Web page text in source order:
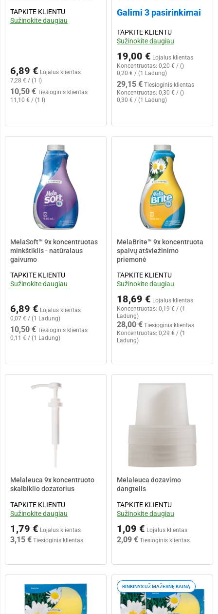
TAPKITE KLIENTU
Sužinokite daugiau
6,89 € Lojalus klientas
7,28 € / (1 l)
10,50 € Tiesioginis klientas
11,10 € / (1 l)
Galimi 3 pasirinkimai
TAPKITE KLIENTU
Sužinokite daugiau
19,00 € Lojalus klientas
Koncentruotas: 0,20 € / ()
0,20 € / (1 Ladung)
29,15 € Tiesioginis klientas
Koncentruotas: 0,30 € / ()
0,30 € / (1 Ladung)
MelaSoft™ 9x koncentruotas
minkštiklis - natūralaus
gaivumo
TAPKITE KLIENTU
Sužinokite daugiau
6,89 € Lojalus klientas
0,07 € / (1 Ladung)
10,50 € Tiesioginis klientas
0,11 € / (1 Ladung)
MelaBrite™ 9x koncentruota
spalvų atšviežinimo
priemonė
TAPKITE KLIENTU
Sužinokite daugiau
18,69 € Lojalus klientas
Koncentruotas: 0,19 € / (1
Ladung)
28,00 € Tiesioginis klientas
Koncentruotas: 0,29 € / (1
Ladung)
Melaleuca 9x koncentruoto
skalbiklio dozatorius
TAPKITE KLIENTU
Sužinokite daugiau
1,79 € Lojalus klientas
3,15 € Tiesioginis klientas
Melaleuca dozavimo
dangtelis
TAPKITE KLIENTU
Sužinokite daugiau
1,09 € Lojalus klientas
2,09 € Tiesioginis klientas
RINKINYS UŽ MAŽESNĘ KAINĄ